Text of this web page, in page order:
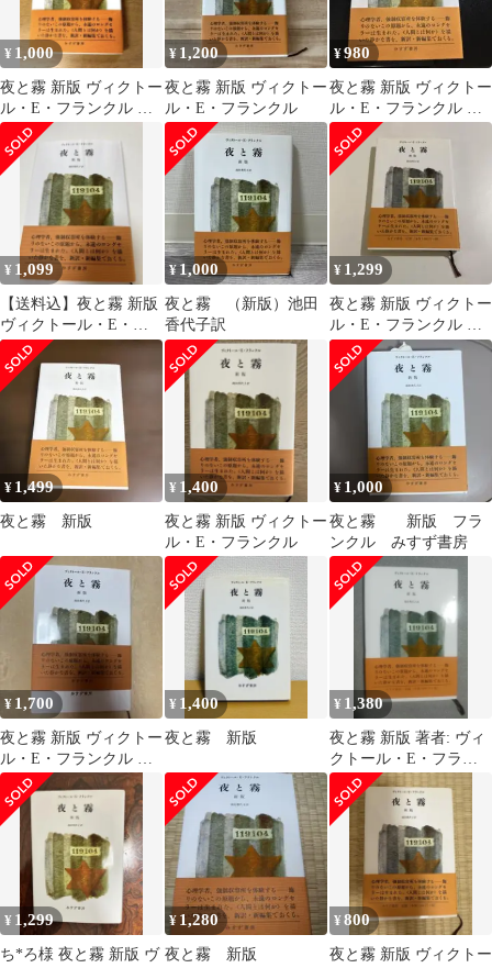
¥ 1,000
夜と霧 新版 ヴィクトー
ル・E・フランクル み
すず書房 帯付き 美品
¥ 1,200
夜と霧 新版 ヴィクトー
ル・E・フランクル
¥980
夜と霧 新版 ヴィクトー
ル・E・フランクル み
すず書房
¥ 1,099
【送料込】夜と霧 新版
ヴィクトール・E・フ
ランクル みすず書房
¥1,000
夜と霧 （新版）池田
香代子訳
¥ 1,299
夜と霧 新版 ヴィクトー
ル・E・フランクル み
すず書房
¥ 1,499
夜と霧 新版
¥ 1,400
夜と霧 新版 ヴィクトー
ル・E・フランクル
¥ 1,000
夜と霧 新版 フラ
ンクル みすず書房
¥ 1,700
夜と霧 新版 ヴィクトー
ル・E・フランクル み
すず書房
¥ 1,400
夜と霧 新版
¥ 1,380
夜と霧 新版 著者: ヴィ
クトール・E・フラン
クル
¥ 1,299
ち*ろ様 夜と霧 新版 ヴ
¥ 1,280
夜と霧 新版
¥800
夜と霧 新版 ヴィクトー